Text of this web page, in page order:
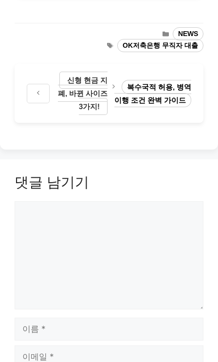
카
테
고
NEWS
태
그
OK저축은행 무직자 대출
신형 현금 지
폐, 바뀐 사이즈
3가지!
복수국적 허용, 병역
이행 조건 완벽 가이드
댓글 남기기